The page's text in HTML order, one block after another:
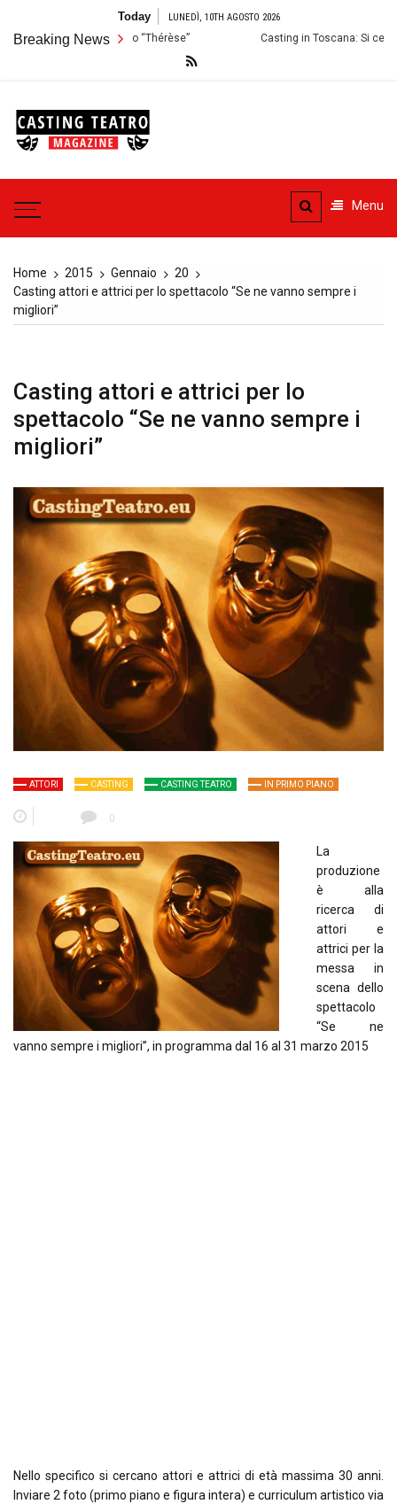
content
Today LUNEDÌ, 10TH AGOSTO 2026
Breaking News
per lo Spettacolo “Thérèse” Casting in Toscana: Si cercano
teatrali
Menu
Home 2015 Gennaio
20
Casting attori e attrici per lo spettacolo “Se ne vanno sempre i
migliori”
Casting attori e attrici per lo
spettacolo “Se ne vanno sempre i
migliori”
ATTORI CASTING CASTING TEATRO IN PRIMO PIANO
0
La
produzione
è alla
ricerca di
attori e
attrici per la
messa in
scena dello
spettacolo
“Se ne
vanno sempre i migliori”, in programma dal 16 al 31 marzo 2015
Nello specifico si cercano attori e attrici di età massima 30 anni.
Inviare 2 foto (primo piano e figura intera) e curriculum artistico via